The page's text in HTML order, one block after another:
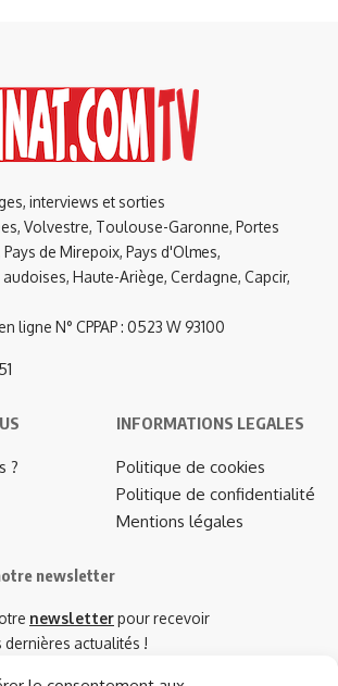
interviews et sorties
Volvestre, Toulouse-Garonne, Portes
de Mirepoix, Pays d'Olmes,
Haute-Ariège, Cerdagne, Capcir,
ligne N° CPPAP : 0523 W 93100
?
INFORMATIONS LEGALES
Politique de cookies
Politique de confidentialité
Mentions légales
newsletter
newsletterpour recevoir
actualités !